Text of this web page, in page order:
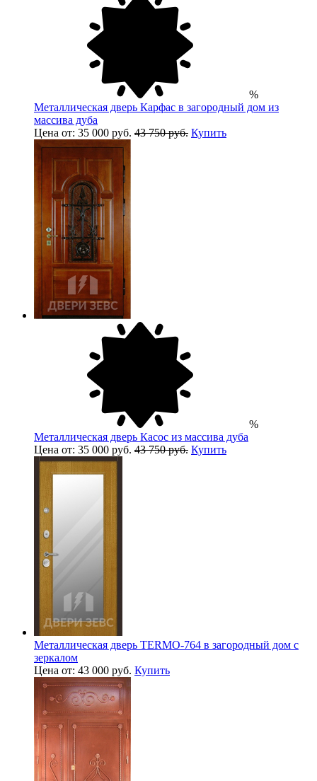
%
Металлическая дверь Карфас в загородный дом из
массива дуба
Цена от: 35 000 руб. 43 750 руб. Купить
%
Металлическая дверь Касос из массива дуба
Цена от: 35 000 руб. 43 750 руб. Купить
Металлическая дверь TERMO-764 в загородный дом с
зеркалом
Цена от: 43 000 руб. Купить